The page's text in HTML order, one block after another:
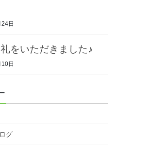
日
をいただきました♪
日
グ